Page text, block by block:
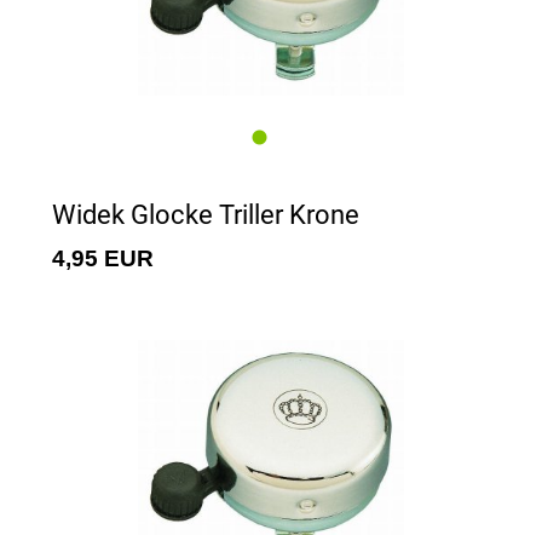
Widek Glocke Triller Krone
4,95 EUR